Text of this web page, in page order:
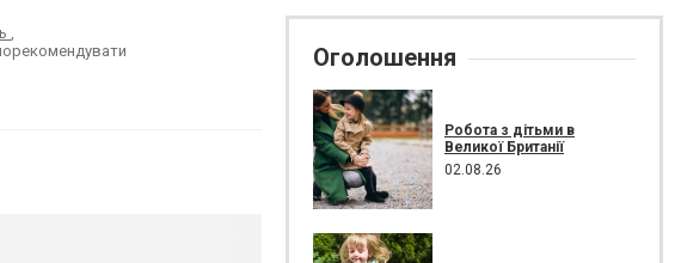
,
Оголошення
Робота з дітьми в
Великої Британії
02.08.26